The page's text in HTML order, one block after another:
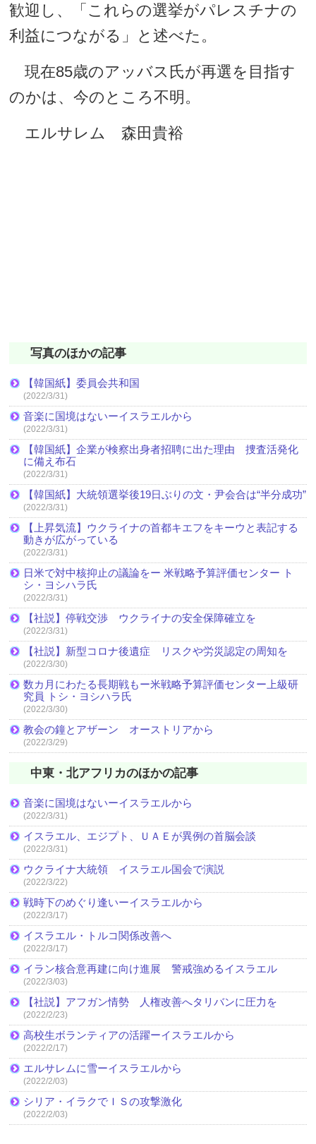
歓迎し、「これらの選挙がパレスチナの
利益につながる」と述べた。
現在85歳のアッバス氏が再選を目指す
のかは、今のところ不明。
エルサレム 森田貴裕
写真のほかの記事
【韓国紙】委員会共和国
(2022/3/31)
音楽に国境はないーイスラエルから
(2022/3/31)
【韓国紙】企業が検察出身者招聘に出た理由 捜査活発化
に備え布石
(2022/3/31)
【韓国紙】大統領選挙後19日ぶりの文・尹会合は“半分成功”
(2022/3/31)
【上昇気流】ウクライナの首都キエフをキーウと表記する
動きが広がっている
(2022/3/31)
日米で対中核抑止の議論をー 米戦略予算評価センター ト
シ・ヨシハラ氏
(2022/3/31)
【社説】停戦交渉 ウクライナの安全保障確立を
(2022/3/31)
【社説】新型コロナ後遺症 リスクや労災認定の周知を
(2022/3/30)
数カ月にわたる長期戦もー米戦略予算評価センター上級研
究員 トシ・ヨシハラ氏
(2022/3/30)
教会の鐘とアザーン オーストリアから
(2022/3/29)
中東・北アフリカのほかの記事
音楽に国境はないーイスラエルから
(2022/3/31)
イスラエル、エジプト、ＵＡＥが異例の首脳会談
(2022/3/31)
ウクライナ大統領 イスラエル国会で演説
(2022/3/22)
戦時下のめぐり逢いーイスラエルから
(2022/3/17)
イスラエル・トルコ関係改善へ
(2022/3/17)
イラン核合意再建に向け進展 警戒強めるイスラエル
(2022/3/03)
【社説】アフガン情勢 人権改善へタリバンに圧力を
(2022/2/23)
高校生ボランティアの活躍ーイスラエルから
(2022/2/17)
エルサレムに雪ーイスラエルから
(2022/2/03)
シリア・イラクでＩＳの攻撃激化
(2022/2/03)